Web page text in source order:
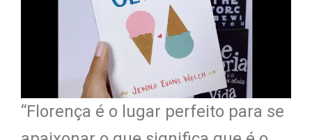
“Florença é o lugar perfeito para se